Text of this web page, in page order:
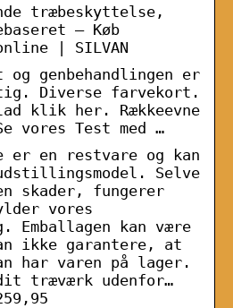
træbeskyttelse,
– Køb
| SILVAN
og genbehandlingen er
Diverse farvekort.
klik her. Rækkeevne
vores Test med …
er en restvare og kan
Selve
skader, fungerer
vores
kan være
ikke garantere, at
har varen på lager.
træværk udenfor…